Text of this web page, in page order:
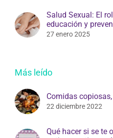
Salud Sexual: El
educación y
27 enero 2025
Más leído
Comidas
22 diciembre 2022
Qué hacer si se te